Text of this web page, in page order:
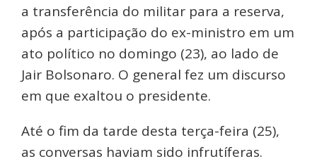
a transferência do militar para a reserva,
após a participação do ex-ministro em um
ato político no domingo (23), ao lado de
Jair Bolsonaro. O general fez um discurso
em que exaltou o presidente.
Até o fim da tarde desta terça-feira (25),
as conversas haviam sido infrutíferas.